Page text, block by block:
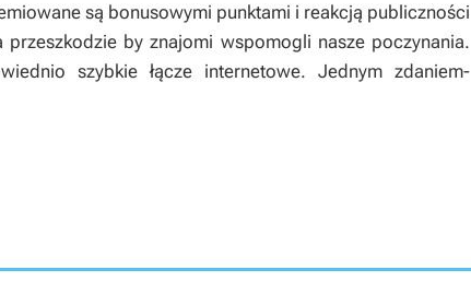
są bonusowymi punktami i reakcją publiczności
by znajomi wspomogli nasze poczynania.
szybkie łącze internetowe. Jednym zdaniem-